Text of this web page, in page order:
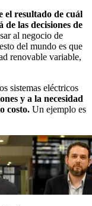
el resultado de cuál
las decisiones de
al negocio de
del mundo es que
renovable variable,
sistemas eléctricos
y a la necesidad
costo. Un ejemplo es